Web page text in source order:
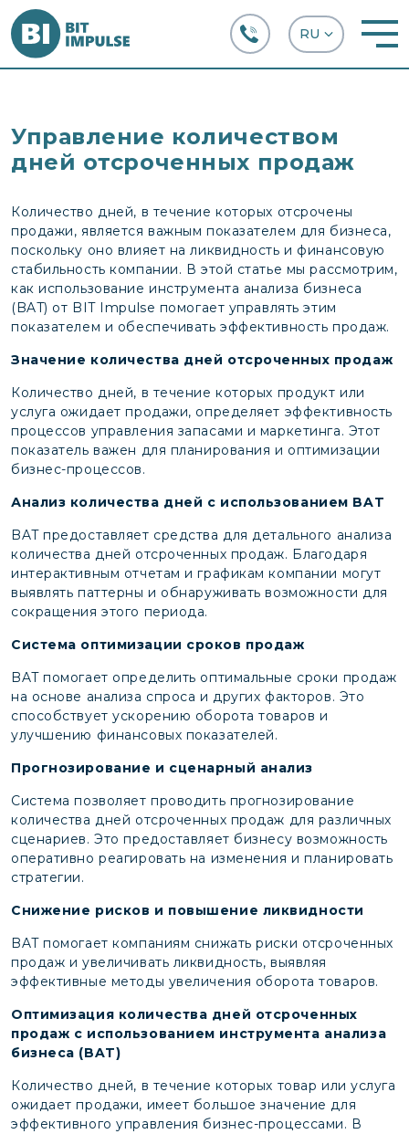
Управление количеством
дней отсроченных продаж
Количество дней, в течение которых отсрочены
продажи, является важным показателем для бизнеса,
поскольку оно влияет на ликвидность и финансовую
стабильность компании. В этой статье мы рассмотрим,
как использование инструмента анализа бизнеса
(BAT) от BIT Impulse помогает управлять этим
показателем и обеспечивать эффективность продаж.
Значение количества дней отсроченных продаж
Количество дней, в течение которых продукт или
услуга ожидает продажи, определяет эффективность
процессов управления запасами и маркетинга. Этот
показатель важен для планирования и оптимизации
бизнес-процессов.
Анализ количества дней с использованием BAT
BAT предоставляет средства для детального анализа
количества дней отсроченных продаж. Благодаря
интерактивным отчетам и графикам компании могут
выявлять паттерны и обнаруживать возможности для
сокращения этого периода.
Система оптимизации сроков продаж
BAT помогает определить оптимальные сроки продаж
на основе анализа спроса и других факторов. Это
способствует ускорению оборота товаров и
улучшению финансовых показателей.
Прогнозирование и сценарный анализ
Система позволяет проводить прогнозирование
количества дней отсроченных продаж для различных
сценариев. Это предоставляет бизнесу возможность
оперативно реагировать на изменения и планировать
стратегии.
Снижение рисков и повышение ликвидности
BAT помогает компаниям снижать риски отсроченных
продаж и увеличивать ликвидность, выявляя
эффективные методы увеличения оборота товаров.
Оптимизация количества дней отсроченных
продаж с использованием инструмента анализа
бизнеса (BAT)
Количество дней, в течение которых товар или услуга
ожидает продажи, имеет большое значение для
эффективного управления бизнес-процессами. В